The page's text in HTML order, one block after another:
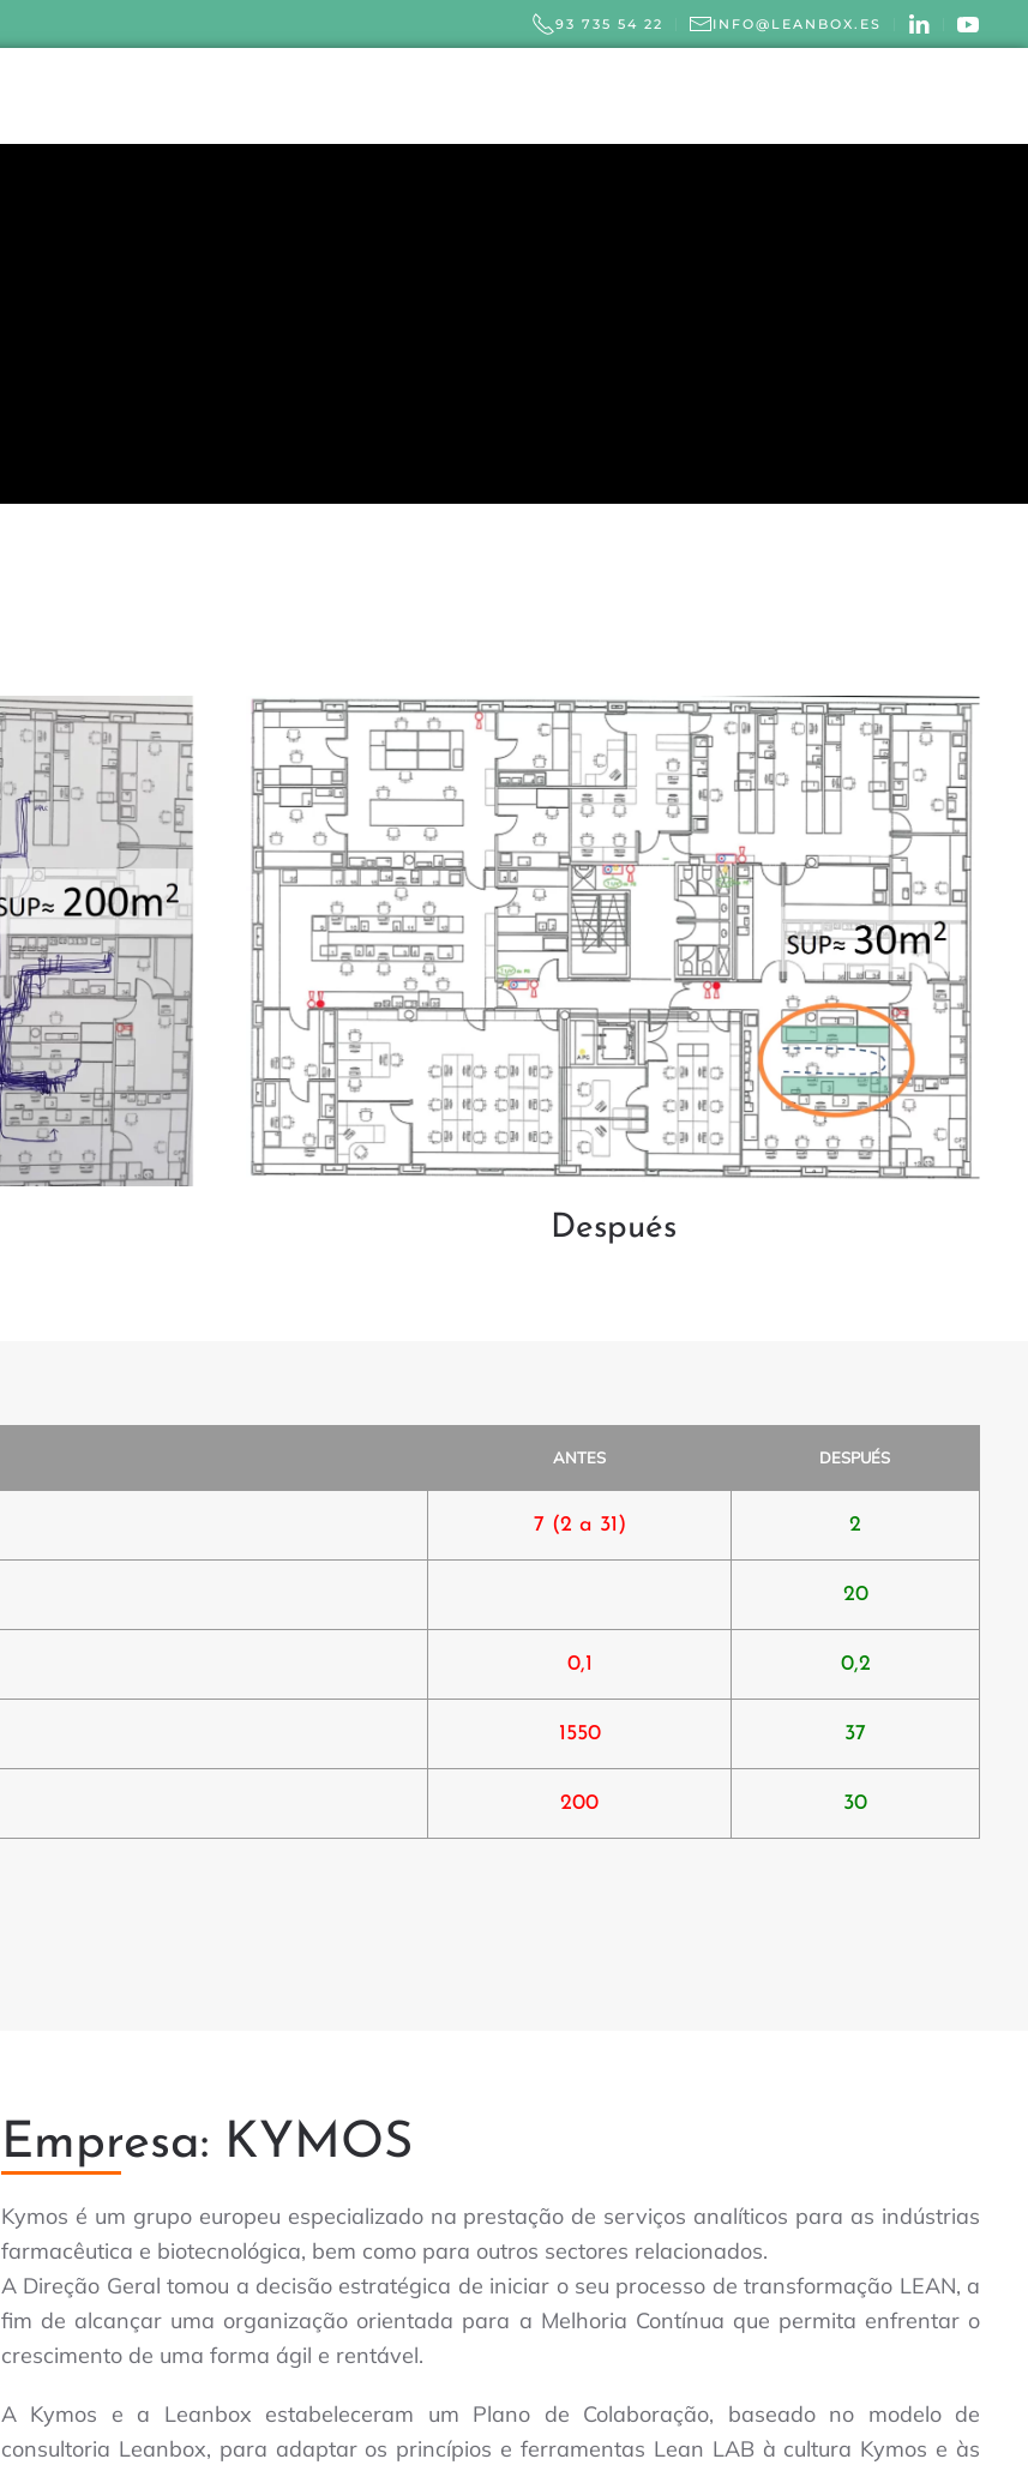
93 735 54 22 INFO@LEANBOX.ES
Después
ANTES DESPUÉS
7 (2 a 31) 2
20
0,1 0,2
1550 37
200 30
Empresa: KYMOS
Kymos é um grupo europeu especializado na prestação de serviços analíticos para as indústrias
farmacêutica e biotecnológica, bem como para outros sectores relacionados.
A Direção Geral tomou a decisão estratégica de iniciar o seu processo de transformação LEAN, a
fim de alcançar uma organização orientada para a Melhoria Contínua que permita enfrentar o
crescimento de uma forma ágil e rentável.
A Kymos e a Leanbox estabeleceram um Plano de Colaboração, baseado no modelo de
consultoria Leanbox, para adaptar os princípios e ferramentas Lean LAB à cultura Kymos e às